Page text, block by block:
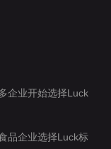
企业开始选择Luck
品企业选择Luck标